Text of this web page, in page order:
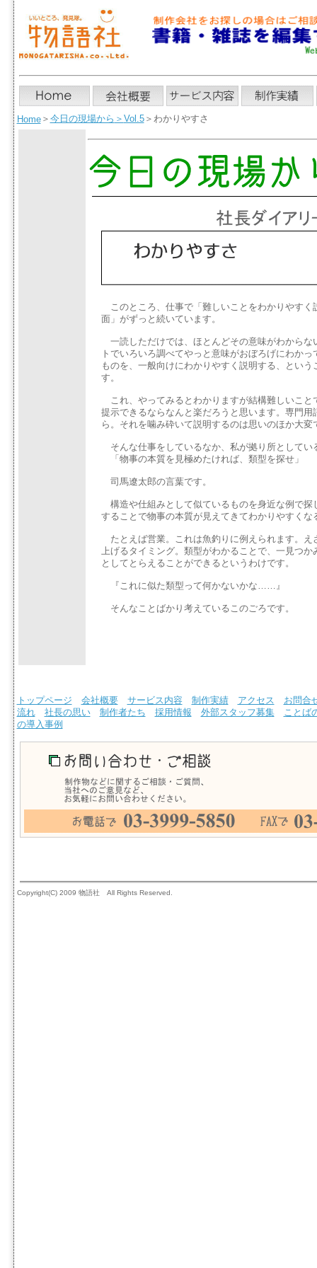
Home＞ 今日の現場から ＞ Vol.5＞わかりやすさ
このところ、仕事で「難しいことをわかりやすく
面」がずっと続いています。
一読しただけでは、ほとんどその意味がわからな
トでいろいろ調べてやっと意味がおぼろげにわか
ものを、一般向けにわかりやすく説明する、とい
す。
これ、やってみるとわかりますが結構難しいこと
提示できるならなんと楽だろうと思います。専門用
ら。それを噛み砕いて説明するのは思いのほか大変
そんな仕事をしているなか、私が拠り所としてい
「物事の本質を見極めたければ、類型を探せ」
司馬遼太郎の言葉です。
構造や仕組みとして似ているものを身近な例で探
することで物事の本質が見えてきてわかりやすくな
たとえば営業。これは魚釣りに例えられます。え
上げるタイミング。類型がわかることで、一見つか
としてとらえることができるというわけです。
『これに似た類型って何かないかな……』
そんなことばかり考えているこのごろです。
トップページ 会社概要 サービス内容 制作実績 アクセス
お問合
流れ
社長の思い 制作者たち 採用情報 外部スタッフ募集
ことば
の導入事例
Copyright(C) 2009 物語社 All Rights Reserved.